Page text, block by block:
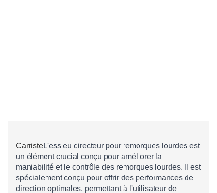
CarristeL'essieu directeur pour remorques lourdes est
un élément crucial conçu pour améliorer la
maniabilité et le contrôle des remorques lourdes. Il est
spécialement conçu pour offrir des performances de
direction optimales, permettant à l'utilisateur de